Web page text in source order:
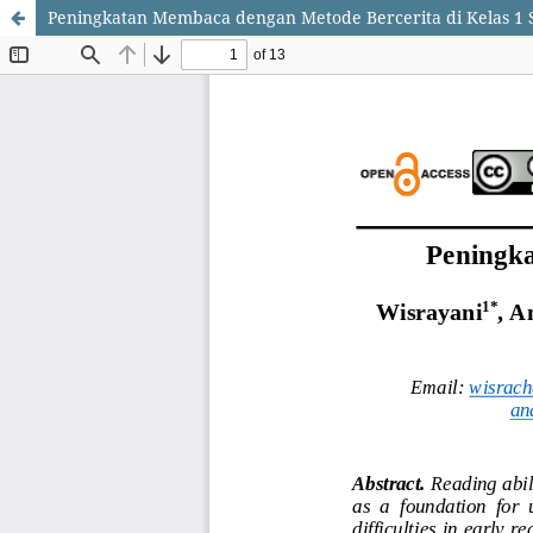
Peningkatan Membaca dengan Metode Bercerita di Kelas 1